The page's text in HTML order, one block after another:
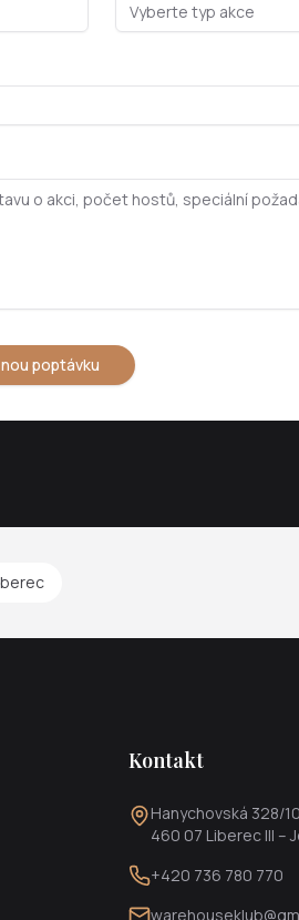
Vyberte typ akce
poptávku
Kontakt
Hanychovská 328/10
460 07 Liberec III –
+420 736 780 770